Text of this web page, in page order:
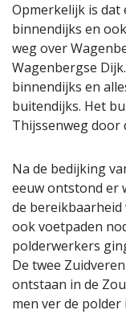
Opmerkelijk is
binnendijks en
weg over
Wagenbergse
binnendijks en
buitendijks. Het
Thijssenweg door
Na de bedijking
eeuw ontstond er
de
ook voetpaden
polderwerkers
De twee
ontstaan in de
men ver de